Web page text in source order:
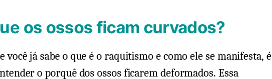
os ossos ficam curvados?
você já sabe o que é o raquitismo e como ele se manifesta, é
o porquê dos ossos ficarem deformados. Essa